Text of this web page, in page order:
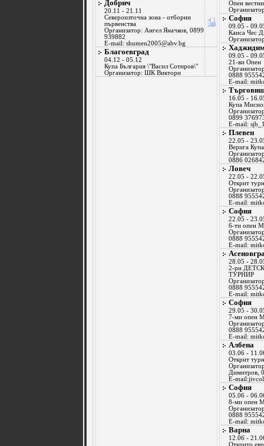
Добрич
20.11 - 21.11
Североизточна зона - отборни
първенства
Организатор: Ангел Яначков, 0899
939882
E-mail: shumen2005@abv.bg
Благоевград
04.12 - 05.12
Купа България \"Васил Сотиров\"
Организатор: ШК Виктори
Опен
София
09.05 -
Каиса Чес
09.05 -
21-ви Опен
0888
E-mail:
16.05 -
Купа
0899
E-mail:
Плевен
22.05 -
Верига
0886
Ловеч
22.05 -
Открит
0888
E-mail:
София
22.05 -
6-ти опен
0888
E-mail:
28.05 -
2-ри
ТУРНИР
0888
E-mail:
София
29.05 -
7-ми опен
0888
E-mail:
Албена
03.06 -
Открит
Димитров,
E-mail:
София
05.06 -
8-ми опен
0888
E-mail:
Варна
12.06 -
Открито